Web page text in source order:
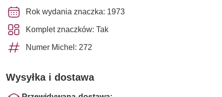
Rok wydania znaczka: 1973
Komplet znaczków: Tak
Numer Michel: 272
Wysyłka i dostawa